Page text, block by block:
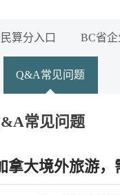
算分入口 BC省
Q&A常见问题
常见问题
拿大境外旅游，